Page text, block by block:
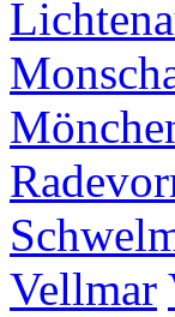
Vellmar